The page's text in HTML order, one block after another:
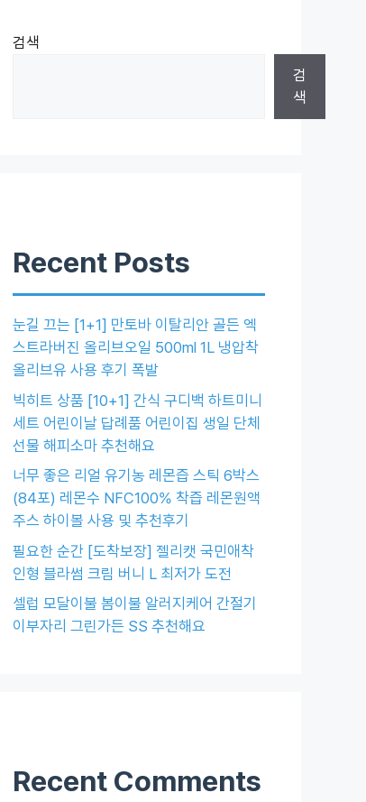
검색
검
색
Recent Posts
눈길 끄는 [1+1] 만토바 이탈리안 골든 엑
스트라버진 올리브오일 500ml 1L 냉압착
올리브유 사용 후기 폭발
빅히트 상품 [10+1] 간식 구디백 하트미니
세트 어린이날 답례품 어린이집 생일 단체
선물 해피소마 추천해요
너무 좋은 리얼 유기농 레몬즙 스틱 6박스
(84포) 레몬수 NFC100% 착즙 레몬원액
주스 하이볼 사용 및 추천후기
필요한 순간 [도착보장] 젤리캣 국민애착
인형 블라썸 크림 버니 L 최저가 도전
셀럽 모달이불 봄이불 알러지케어 간절기
이부자리 그린가든 SS 추천해요
Recent Comments